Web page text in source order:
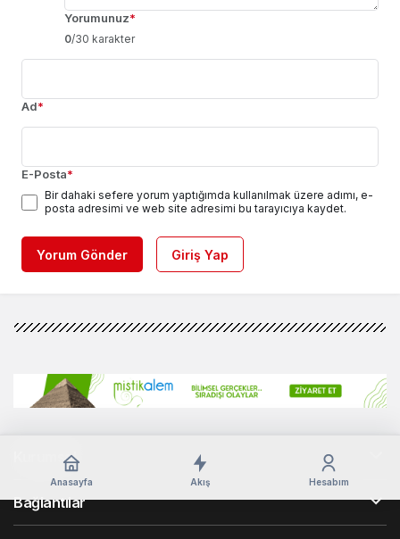
Yorumunuz*
0/30 karakter
Ad*
E-Posta*
Bir dahaki sefere yorum yaptığımda kullanılmak üzere adımı, e-
posta adresimi ve web site adresimi bu tarayıcıya kaydet.
Yorum Gönder Giriş Yap
Anasayfa Akış Hesabım
Kurumsal
Bağlantılar